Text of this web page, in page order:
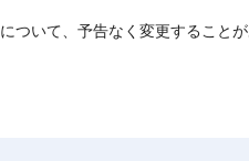
ついて、予告なく変更することが